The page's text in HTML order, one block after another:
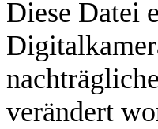
Diese Datei
verändert